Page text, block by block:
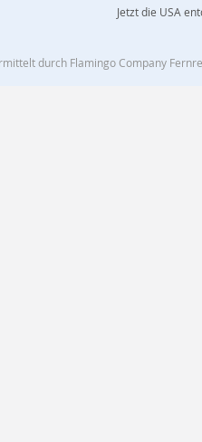
Jetzt die USA
durch Flamingo Company